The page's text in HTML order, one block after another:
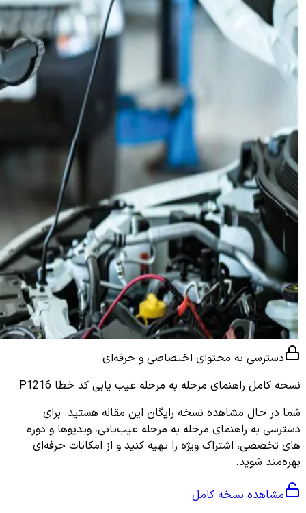
دسترسی به محتوای اختصاصی و حرفه‌ای
نسخه کامل راهنمای مرحله به مرحله عیب یابی کد خطا P1216
شما در حال مشاهده نسخه رایگان این مقاله هستید. برای
دسترسی به راهنمای مرحله به مرحله عیب‌یابی، ویدیوها و دوره
های تخصصی، اشتراک ویژه را تهیه کنید و از امکانات حرفه‌ای
بهره‌مند شوید.
مشاهده نسخه کامل